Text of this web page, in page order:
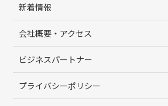
新着情報
会社概要・アクセス
ビジネスパートナー
プライバシーポリシー